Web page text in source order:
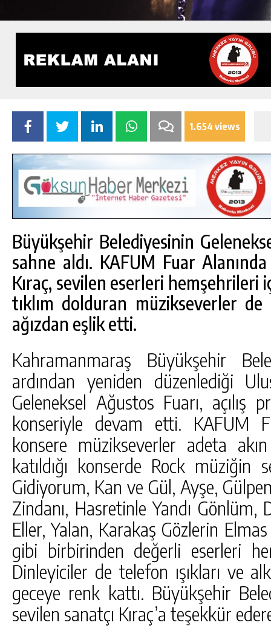
1.654 views
Büyükşehir Belediyesinin
sahne aldı. KAFUM Fuar
Kıraç, sevilen eserleri hemşehrileri
tıklım dolduran müzikseverler
ağızdan eşlik etti.
Kahramanmaraş Büyükşehir
ardından yeniden düzenlediği
Geleneksel Ağustos Fuarı, açılış
konseriyle devam etti. KAFUM
konsere müzikseverler adeta
katıldığı konserde Rock müziğin
Gidiyorum, Kan ve Gül, Ayşe,
Zindanı, Hasretinle Yandı Gönlüm,
Eller, Yalan, Karakaş Gözlerin
gibi birbirinden değerli eserleri
Dinleyiciler de telefon ışıkları ve
geceye renk kattı. Büyükşehir
sevilen sanatçı Kıraç’a teşekkür
GÜNLÜK HABER AKIŞI
GÖKSUN HAFIZLIK KIZ KUR’AN KURSU
ÖĞRENCILERINE DARENDE GEZISI.